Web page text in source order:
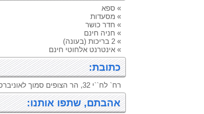
» ספא
» מסעדות
» חדר כושר
» חניה חינם
» 2 בריכות (בעונה)
» אינטרנט אלחוטי חינם
כתובת:
רח` לח``י 32, הר הצופים סמוך לאוניברסיטה ירושלים
אהבתם, שתפו אותנו: